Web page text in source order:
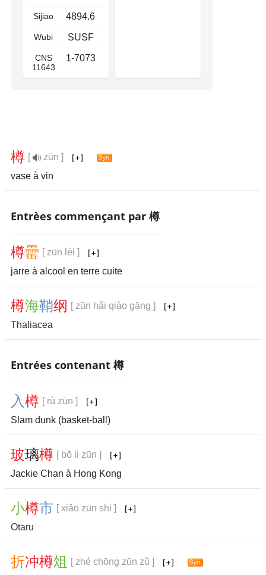
Sijiao 4894.6
Wubi SUSF
CNS
11643
1-7073
樽 [
zūn ]
vase à vin
Entrèes commençant par 樽
樽罍 [ zūn léi ]
jarre à alcool en terre cuite
樽海鞘纲 [ zūn hǎi qiào gāng ]
Thaliacea
Entrées contenant 樽
入樽 [ rù zūn ]
Slam dunk (basket-ball)
玻璃樽 [ bō li zūn ]
Jackie Chan à Hong Kong
小樽市 [ xiǎo zūn shì ]
Otaru
折冲樽俎
[ zhé chōng zūn zǔ ]